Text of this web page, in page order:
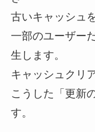
古いキャッシュ
一部のユーザー
生します。
キャッシュクリ
こうした「更新
す。